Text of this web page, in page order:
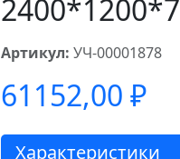
Артикул: УЧ-00001878
61152,00 ₽
Характеристики